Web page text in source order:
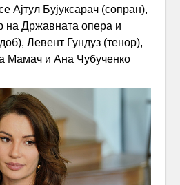
Ајтул Бујуксарач (сопран),
на Државната опера и
Левент Гундуз (тенор),
Мамач и Ана Чубученко